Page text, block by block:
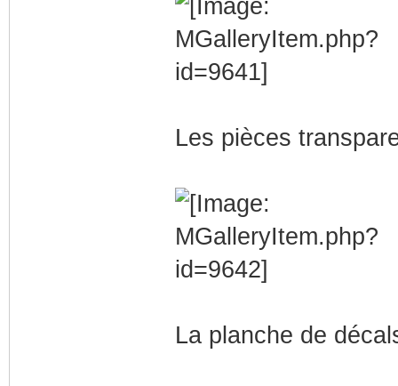
Les pièces
La planche de